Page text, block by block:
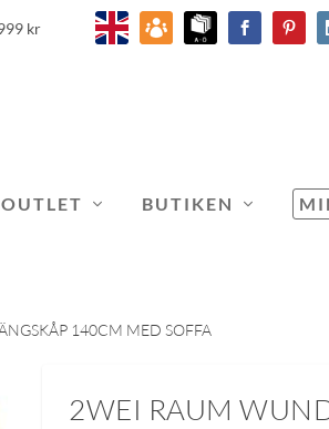
kr
OUTLET BUTIKEN
140CM MED SOFFA
2WEI RAUM